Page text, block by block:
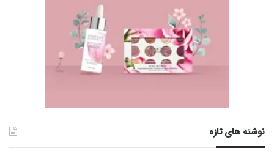
نوشته های تازه